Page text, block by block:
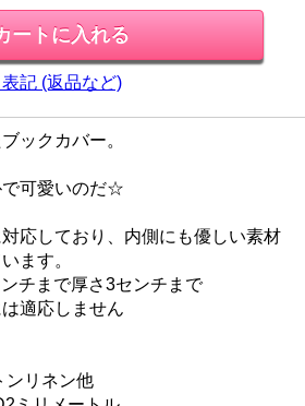
記 (返品など)
ックカバー。
で可愛いのだ☆
応しており、内側にも優しい素材
ます。
チまで厚さ3センチまで
適応しません
ンリネン他